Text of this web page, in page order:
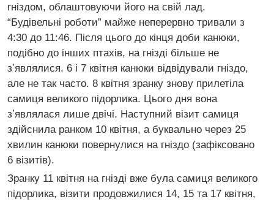
гніздом, облаштовуючи його на свій лад.
“Будівельні роботи” майже неперервно тривали з
4:30 до 11:46. Після цього до кінця доби канюки,
подібно до інших птахів, на гнізді більше не
зʼявлялися. 6 і 7 квітня канюки відвідували гніздо,
але не так часто. 8 квітня зранку знову прилетіла
самиця великого підорлика. Цього дня вона
зʼявлялася лише двічі. Наступний візит самиця
здійснила ранком 10 квітня, а буквально через 25
хвилин канюки повернулися на гніздо (зафіксовано
6 візитів).
Зранку 11 квітня на гнізді вже була самиця великого
підорлика, візити продовжилися 14, 15 та 17 квітня,